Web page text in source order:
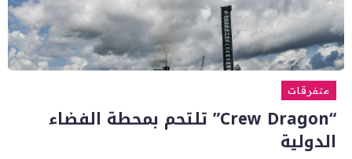
متفرقات
“Crew Dragon” تلتحم بمحطة الفضاء
الدولية